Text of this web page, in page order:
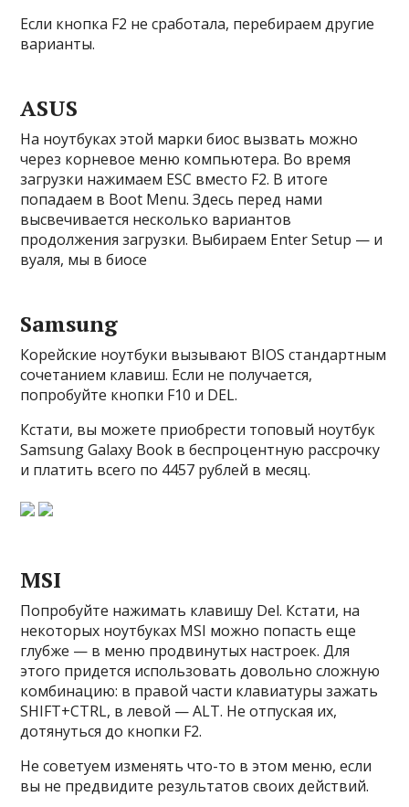
Если кнопка F2 не сработала, перебираем другие
варианты.
ASUS
На ноутбуках этой марки биос вызвать можно
через корневое меню компьютера. Во время
загрузки нажимаем ESC вместо F2. В итоге
попадаем в Boot Menu. Здесь перед нами
высвечивается несколько вариантов
продолжения загрузки. Выбираем Enter Setup — и
вуаля, мы в биосе
Samsung
Корейские ноутбуки вызывают BIOS стандартным
сочетанием клавиш. Если не получается,
попробуйте кнопки F10 и DEL.
Кстати, вы можете приобрести топовый ноутбук
Samsung Galaxy Book в беспроцентную рассрочку
и платить всего по 4457 рублей в месяц.
MSI
Попробуйте нажимать клавишу Del. Кстати, на
некоторых ноутбуках MSI можно попасть еще
глубже — в меню продвинутых настроек. Для
этого придется использовать довольно сложную
комбинацию: в правой части клавиатуры зажать
SHIFT+CTRL, в левой — ALT. Не отпуская их,
дотянуться до кнопки F2.
Не советуем изменять что-то в этом меню, если
вы не предвидите результатов своих действий.